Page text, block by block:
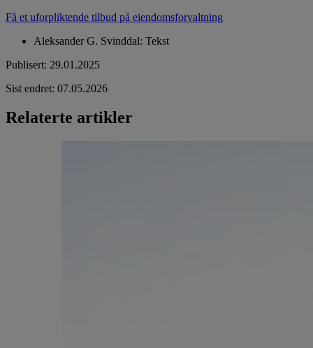
Få et uforpliktende tilbud på eiendomsforvaltning
Aleksander G. Svinddal: Tekst
Publisert: 29.01.2025
Sist endret: 07.05.2026
Relaterte artikler